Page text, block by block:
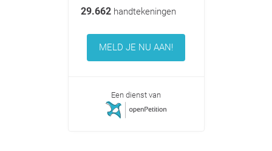
29.662handtekeningen
MELD JE NU AAN!
Een dienst van